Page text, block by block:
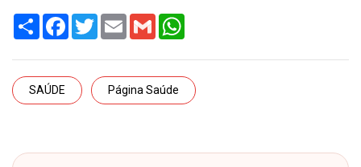
Share Facebook
TwitterEmail Gmail
SAÚDE Página Saúde